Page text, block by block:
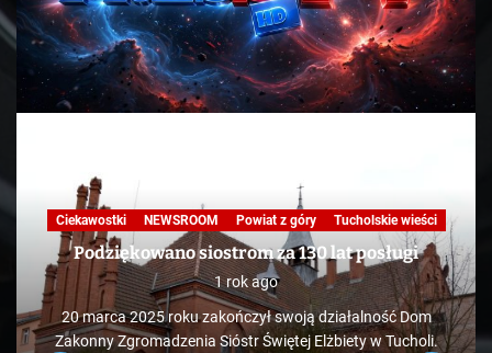
Nasza praca NEWSROOM Powiat z góry
Skandale
Telewizja
Tucholskie wieści TV
KAWA Z TOKiS-em w 100 sekund. „Ekologiczne”
wysypisko śmieci pod Bladowem?
1 rok ago